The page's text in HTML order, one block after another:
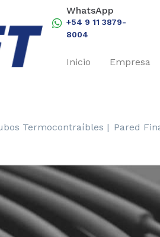
WhatsApp
+54 9 11 3879-
8004
Inicio Empresa
Termocontraíbles | Pared